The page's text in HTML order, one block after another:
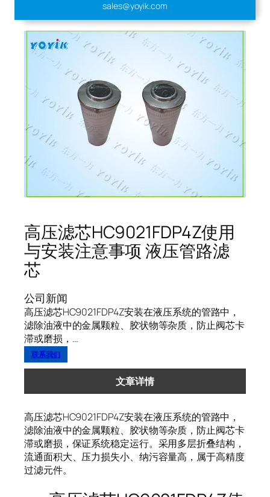
sales@yoyik.com
高压滤芯HC9021FDP4Z使用
与安装注意事项 液压管路滤
芯
公司新闻
高压滤芯HC9021FDP4Z安装在液压系统的管路中，
滤除油液中的金属颗粒、胶状物等杂质，防止阀芯卡
滞或磨损，…
联系我们
文章详情
高压滤芯HC9021FDP4Z安装在液压系统的管路中，
滤除油液中的金属颗粒、胶状物等杂质，防止阀芯卡
滞或磨损，保证系统稳定运行。采用多层折叠结构，
流通面积大、压力损失小、纳污容量高，属于高精度
过滤元件。